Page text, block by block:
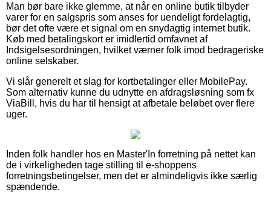
Man bør bare ikke glemme, at når en online butik tilbyder
varer for en salgspris som anses for uendeligt fordelagtig,
bør det ofte være et signal om en snydagtig internet butik.
Køb med betalingskort er imidlertid omfavnet af
Indsigelsesordningen, hvilket værner folk imod bedrageriske
online selskaber.
Vi slår generelt et slag for kortbetalinger eller MobilePay.
Som alternativ kunne du udnytte en afdragsløsning som fx
ViaBill, hvis du har til hensigt at afbetale beløbet over flere
uger.
Inden folk handler hos en Master'In forretning på nettet kan
de i virkeligheden tage stilling til e-shoppens
forretningsbetingelser, men det er almindeligvis ikke særlig
spændende.